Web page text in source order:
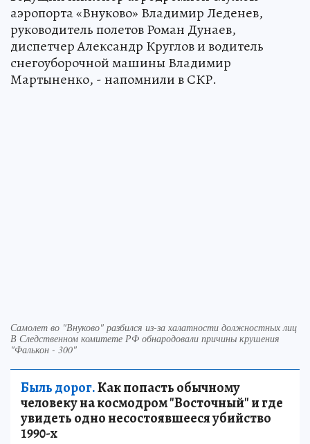
аэропорта «Внуково» Владимир Леденев,
руководитель полетов Роман Дунаев,
диспетчер Александр Круглов и водитель
снегоуборочной машины Владимир
Мартыненко, - напомнили в СКР.
Самолет во "Внуково" разбился из-за халатности должностных лиц
В Следственном комитете РФ обнародовали причины крушения
"Фалькон - 300"
Быль дорог.Как попасть обычному
человеку на космодром "Восточный" и где
увидеть одно несостоявшееся убийство
1990-х